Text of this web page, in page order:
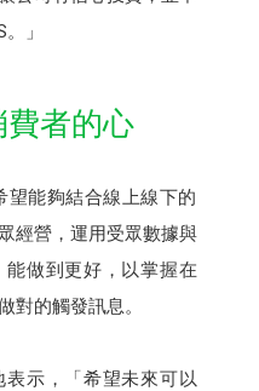
」
者的心
望能夠結合線上線下的
經營，運用受眾數據與
能做到更好，以掌握在
對的觸發訊息。
表示，「希望未來可以